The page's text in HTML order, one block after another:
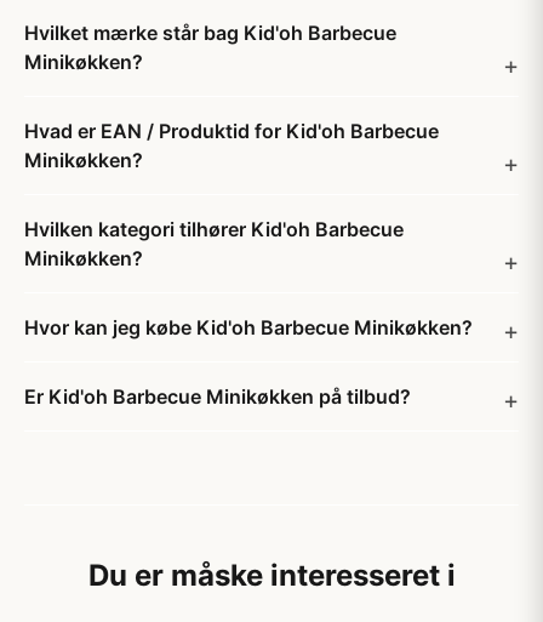
Hvilket mærke står bag Kid'oh Barbecue
Minikøkken?
Hvad er EAN / Produktid for Kid'oh Barbecue
Minikøkken?
Hvilken kategori tilhører Kid'oh Barbecue
Minikøkken?
Hvor kan jeg købe Kid'oh Barbecue Minikøkken?
Er Kid'oh Barbecue Minikøkken på tilbud?
Du er måske interesseret i